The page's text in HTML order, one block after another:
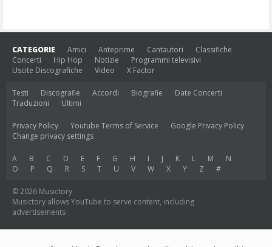
CATEGORIE Amici Anteprime Cantautori
Classifiche
Concerti
Hip Hop Notizie
Programmi televisivi
Uscite Discografiche
Video X Factor
Testi Discografie Accordi Biografie
Date Concerti
Traduzioni
Ultimi
Privacy Policy Youtube Terms of Service
Google Privacy Policy
Change privacy settings
A B C D E F G H I J K L M
N
O
P Q R S T U V W X Y Z #
© 2026 Musictory
Musictory allows YouTube to serve content, including
advertisements